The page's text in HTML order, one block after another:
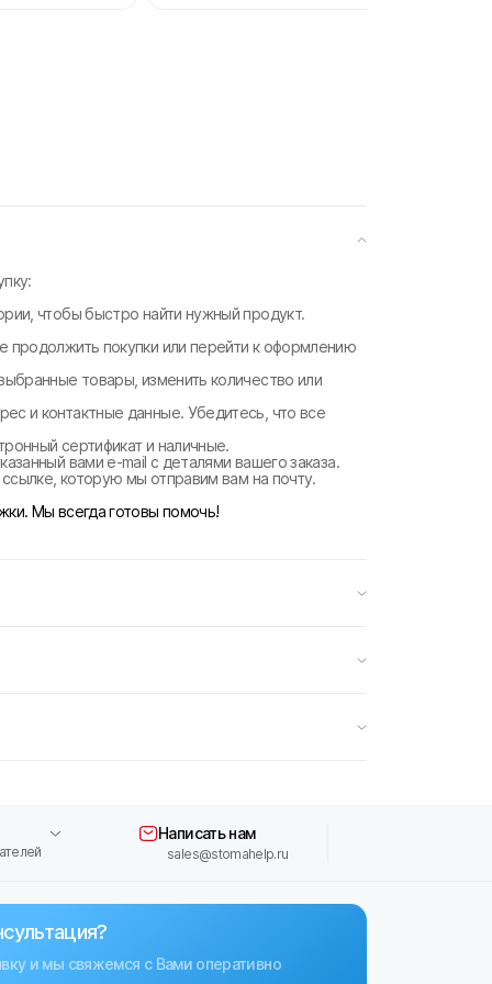
чтобы быстро найти нужный продукт.
продолжить покупки или перейти к оформлению
товары, изменить количество или
и контактные данные. Убедитесь, что все
сертификат и наличные.
вами e-mail с деталями вашего заказа.
которую мы отправим вам на почту.
Мы всегда готовы помочь!
Написать нам
sales@stomahelp.ru
и мы свяжемся с Вами оперативно